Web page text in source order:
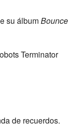
su álbumBounce
Terminator
de recuerdos.